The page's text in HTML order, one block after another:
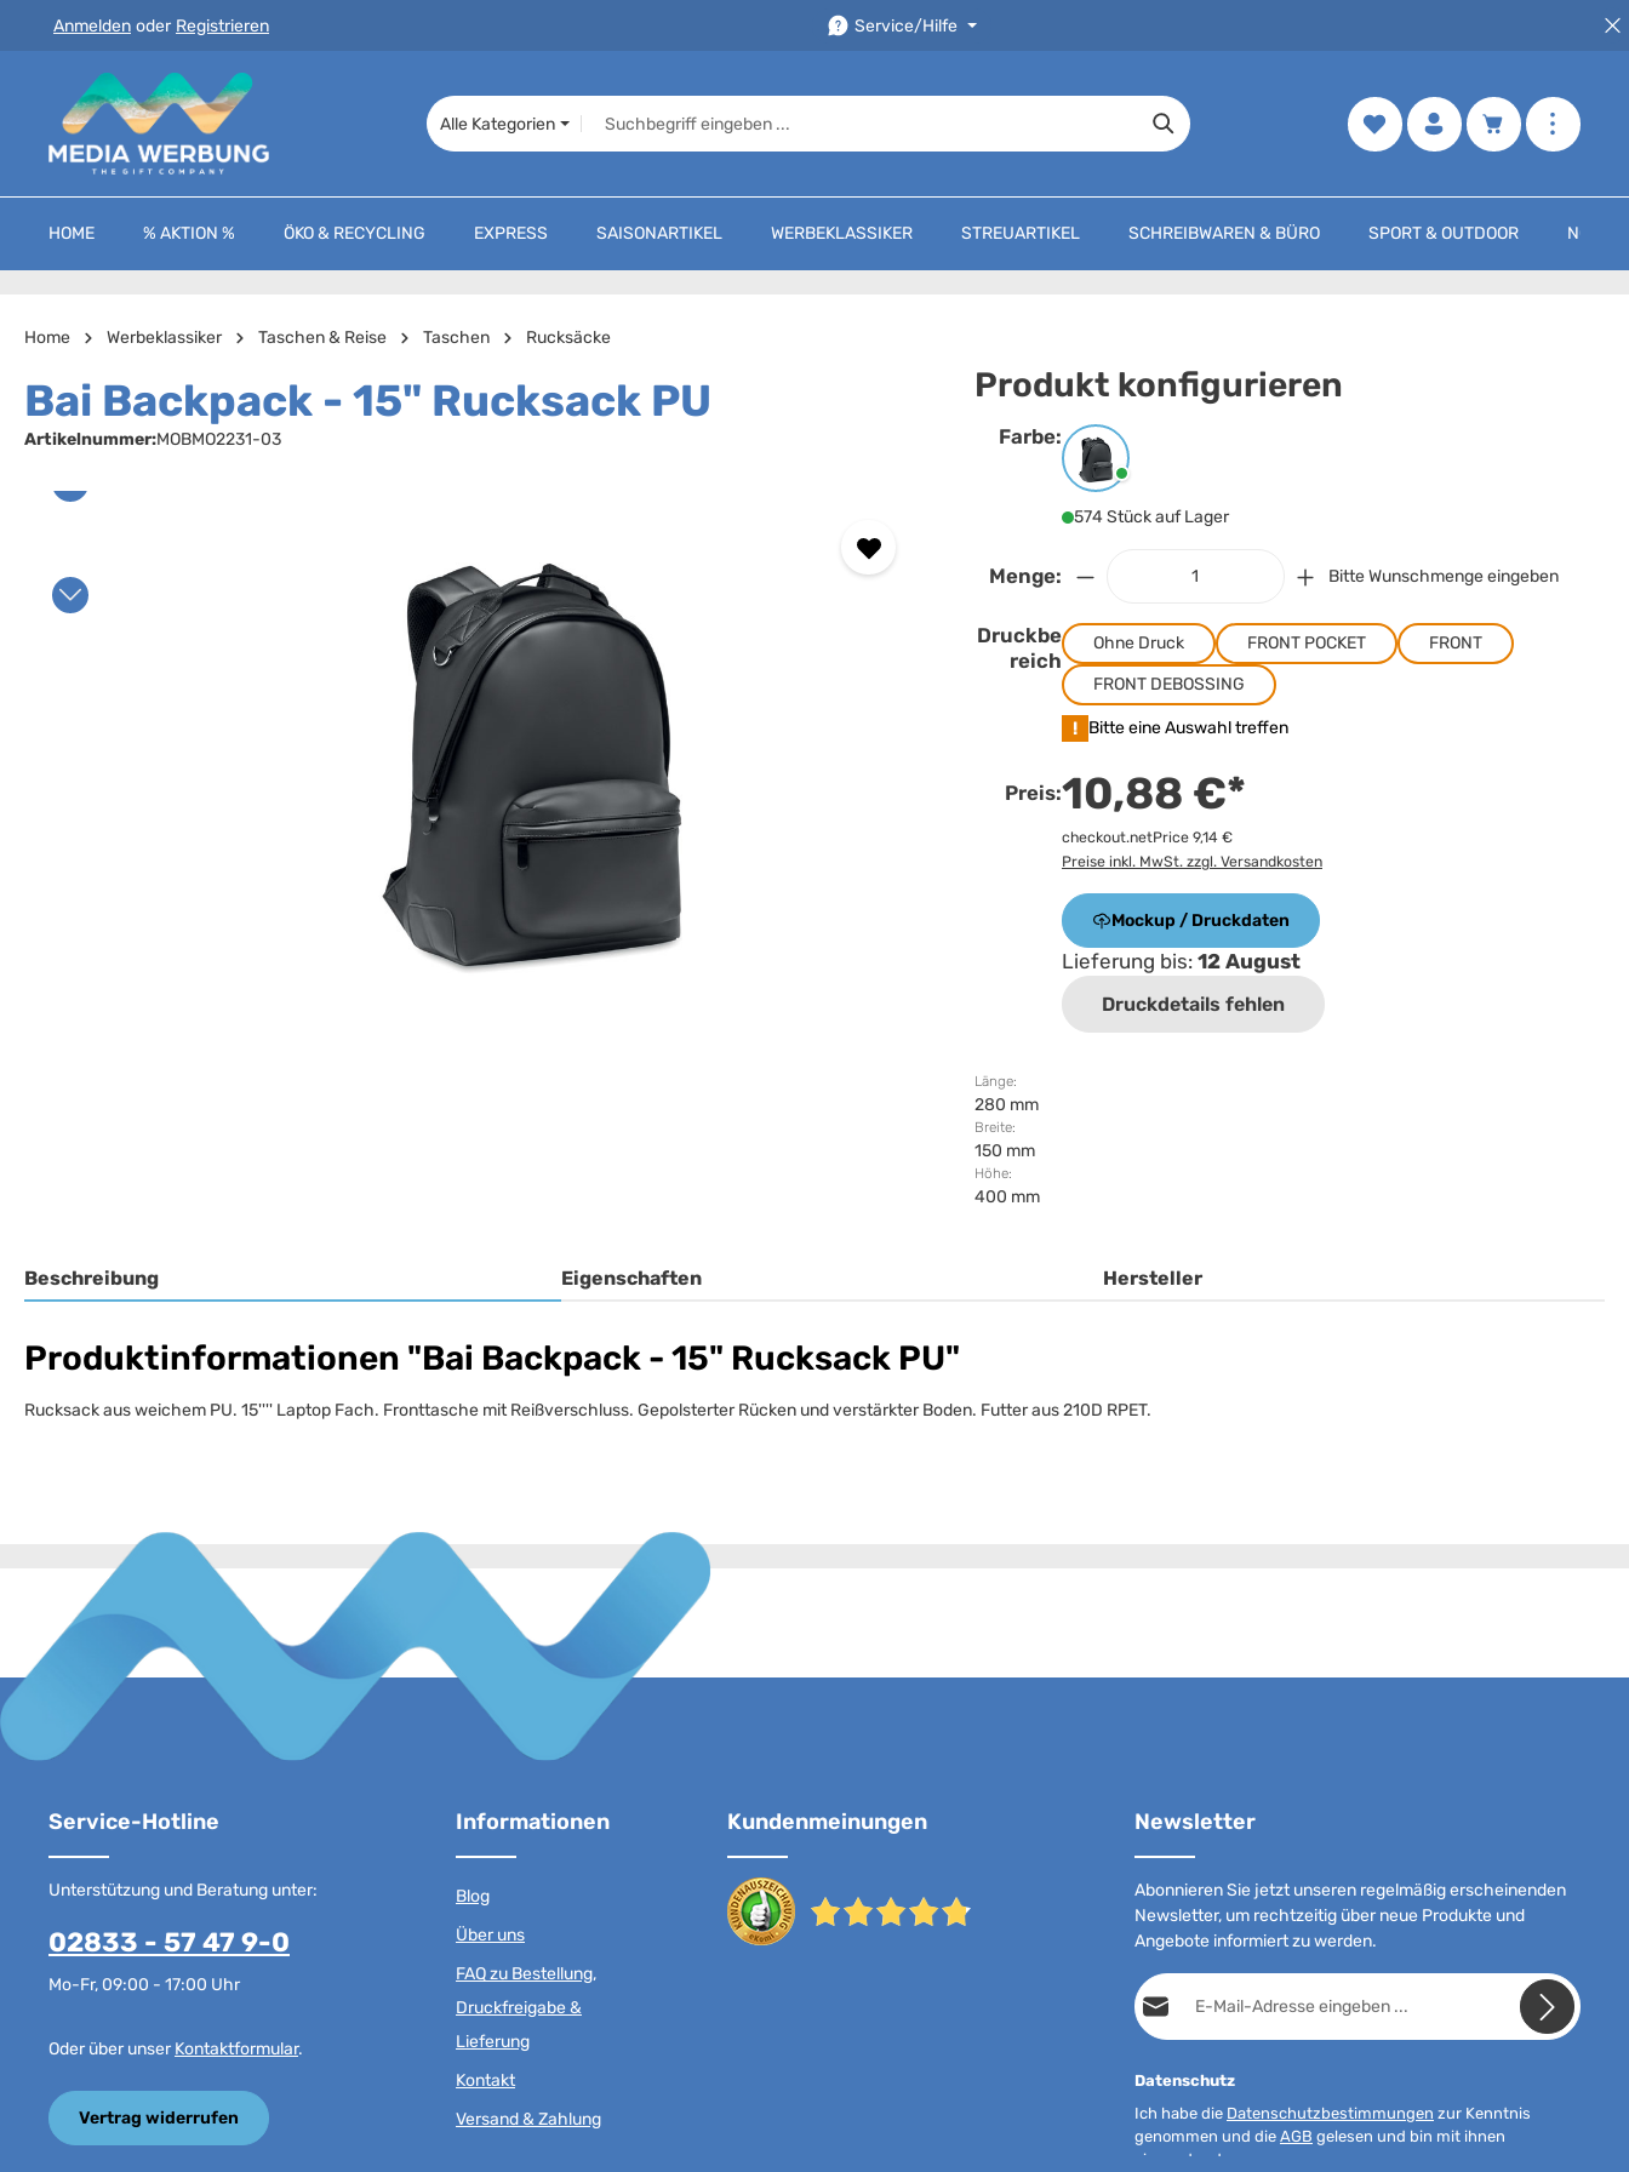
Hauptinhalt springen
Zur Suche springen
Zur Hauptnavigation springen
Anmelden oder Registrieren Service/Hilfe
Alle Kategorien
Merkzettel Warenkorb
HOME % AKTION % ÖKO & RECYCLING EXPRESS SAISONARTIKEL WERBEKLASSIKER STREUARTIKEL SCHREIBWAREN & BÜRO SPORT & OUTDOOR NOCH
Home Werbeklassiker Taschen & Reise Taschen Rucksäcke
Bai Backpack - 15" Rucksack PU
Artikelnummer:MOBMO2231-03
Bildergalerie überspringen
Produkt konfigurieren
Farbe:Farbe
Schwarz
574 Stück auf Lager
Menge: Bitte Wunschmenge eingeben
Druckbe
reich
Ohne Druck FRONT POCKET
FRONT
FRONT DEBOSSING
! Bitte eine Auswahl treffen
Preis:10,88 €*
checkout.netPrice 9,14 €
Preise inkl. MwSt. zzgl. Versandkosten
Mockup / Druckdaten
Lieferung bis: 12 August
Druckdetails fehlen
Länge:
280 mm
Breite:
150 mm
Höhe:
400 mm
Beschreibung Eigenschaften Hersteller
Produktinformationen "Bai Backpack - 15" Rucksack PU"
Rucksack aus weichem PU. 15'''' Laptop Fach. Fronttasche mit Reißverschluss. Gepolsterter Rücken und verstärkter Boden. Futter aus 210D RPET.
Service-Hotline
Unterstützung und Beratung unter:
02833 - 57 47 9-0
Mo-Fr, 09:00 - 17:00 Uhr
Oder über unserKontaktformular.
Vertrag widerrufen
Informationen
Blog
Über uns
FAQ zu Bestellung,
Druckfreigabe &
Lieferung
Kontakt
Versand & Zahlung
Kundenmeinungen Newsletter
Abonnieren Sie jetzt unseren regelmäßig erscheinenden
Newsletter, um rechtzeitig über neue Produkte und
Angebote informiert zu werden.
E-Mail-Adresse*
Datenschutz
Ich habe die Datenschutzbestimmungen zur Kenntnis
genommen und die AGB gelesen und bin mit ihnen
einverstanden.